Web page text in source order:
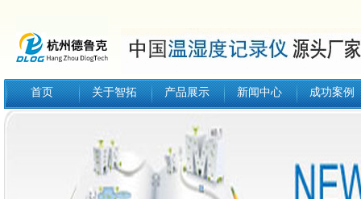
首页 关于智拓 产品展示 新闻中心 成功案例